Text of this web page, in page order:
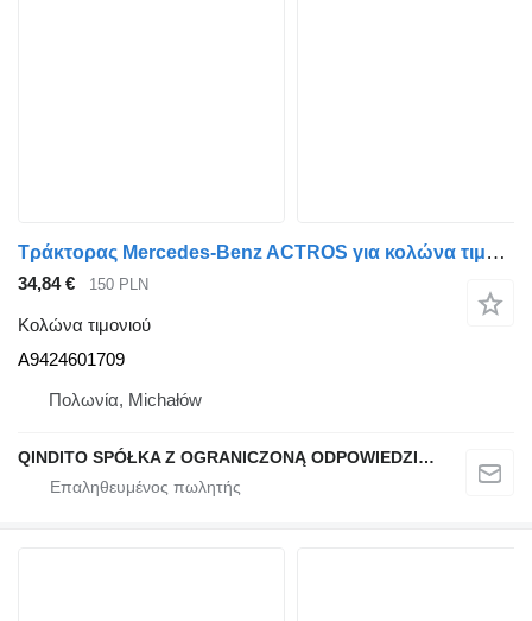
Τράκτορας Mercedes-Benz ACTROS για κολώνα τιμονιού Mercedes-Benz A9424601709
34,84 € 150 PLN
Κολώνα τιμονιού
A9424601709
Πολωνία, Michałów
QINDITO SPÓŁKA Z OGRANICZONĄ ODPOWIEDZIALNOŚCIĄ